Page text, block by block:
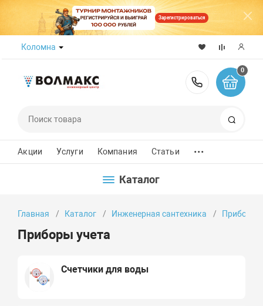
Зарегистрироваться
Коломна
8 (800)
0
Акции Услуги Компания Статьи ...
Каталог
Главная Каталог Инженерная сантехника Приборы
Приборы учета
Счетчики для воды